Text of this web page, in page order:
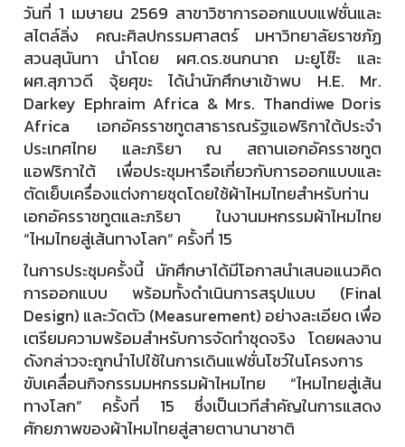
วันที่ 1 เมษายน 2569 สาขาวิชาการออกแบบแฟชั่นและ
สไตล์ลิ่ง คณะศิลปกรรมศาสตร์ มหาวิทยาลัยราชภัฏ
สวนสุนันทา นำโดย ผศ.ดร.ชนกนาถ มะยูโซ๊ะ และ
ผศ.สุภาวดี จุ้ยศุขะ ได้นำนักศึกษาเข้าพบ H.E. Mr.
Darkey Ephraim Africa & Mrs. Thandiwe Doris
Africa เอกอัครราชทูตสาธารณรัฐแอฟริกาใต้ประจำ
ประเทศไทย และภริยา ณ สถานเอกอัครราชทูต
แอฟริกาใต้ เพื่อประชุมหารือเกี่ยวกับการออกแบบและ
ตัดเย็บเครื่องแต่งกายชุดโดยใช้ผ้าไหมไทยสำหรับท่าน
เอกอัครราชทูตและภริยา ในงานมหกรรมผ้าไหมไทย
“ไหมไทยสู่เส้นทางโลก” ครั้งที่ 15
ในการประชุมครั้งนี้ นักศึกษาได้มีโอกาสนำเสนอแนวคิด
การออกแบบ พร้อมทั้งดำเนินการสรุปแบบ (Final
Design) และวัดตัว (Measurement) อย่างละเอียด เพื่อ
เตรียมความพร้อมสำหรับการจัดทำชุดจริง โดยผลงาน
ดังกล่าวจะถูกนำไปใช้ในการเดินแฟชั่นโชว์ในโครงการ
ขับเคลื่อนกิจกรรมมหกรรมผ้าไหมไทย “ไหมไทยสู่เส้น
ทางโลก” ครั้งที่ 15 ซึ่งเป็นเวทีสำคัญในการแสดง
ศักยภาพของผ้าไหมไทยสู่สายตานานาชาติ